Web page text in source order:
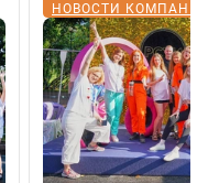
НОВОСТИ